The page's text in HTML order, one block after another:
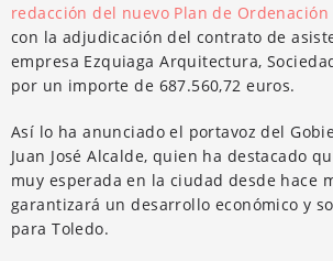
redacción del nuevo Plan de
con la adjudicación del contrato de
empresa Ezquiaga Arquitectura,
por un importe de 687.560,72 euros.
Así lo ha anunciado el portavoz del
Juan José Alcalde, quien ha destacado
muy esperada en la ciudad desde hace
garantizará un desarrollo económico y
para Toledo.